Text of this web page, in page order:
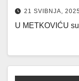
21 SVIBNJA, 2025
U METKOVIĆU